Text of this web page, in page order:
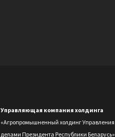
Управляющая компания холдинга
«Агропромышненный холдинг Управления
делами Президента Республики Беларусь»